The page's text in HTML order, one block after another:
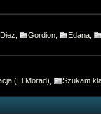
Diez Gordion Edana
(El Morad) Szukam
niektórzy
was ⚔️KO-
Mart